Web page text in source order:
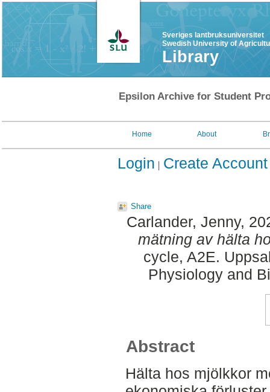
Sveriges lantbruksuniversitet
Swedish University of
Library
Epsilon Archive for Student
Home About
Login Create Account
Share
Carlander, Jenny,
mätning av hälta
cycle, A2E.
Physiology and
Abstract
Hälta hos mjölkkor